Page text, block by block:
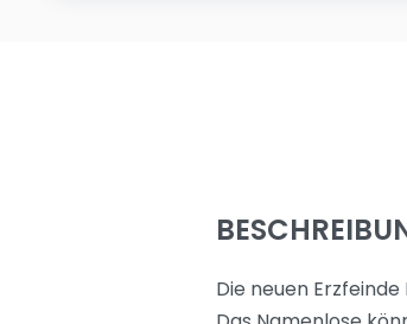
Die neuen